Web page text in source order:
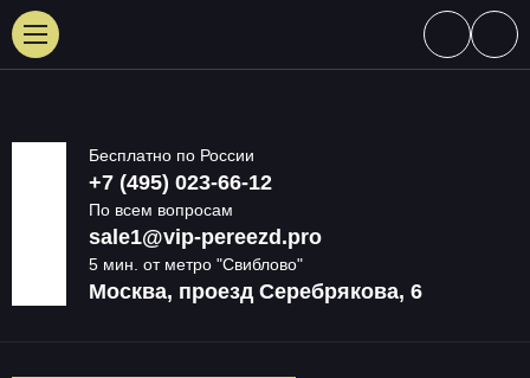
Бесплатно по России
+7 (495) 023-66-12
По всем вопросам
sale1@vip-pereezd.pro
5 мин. от метро "Свиблово"
Москва, ​проезд Серебрякова, 6